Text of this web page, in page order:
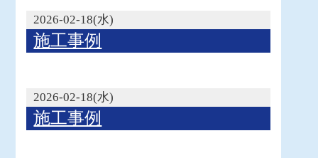
2026-02-18(水)
施工事例
2026-02-18(水)
施工事例